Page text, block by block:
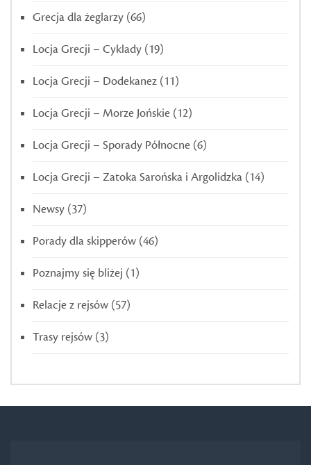
Grecja dla żeglarzy (66)
Locja Grecji – Cyklady (19)
Locja Grecji – Dodekanez (11)
Locja Grecji – Morze Jońskie (12)
Locja Grecji – Sporady Północne (6)
Locja Grecji – Zatoka Sarońska i Argolidzka (14)
Newsy (37)
Porady dla skipperów (46)
Poznajmy się bliżej (1)
Relacje z rejsów (57)
Trasy rejsów (3)